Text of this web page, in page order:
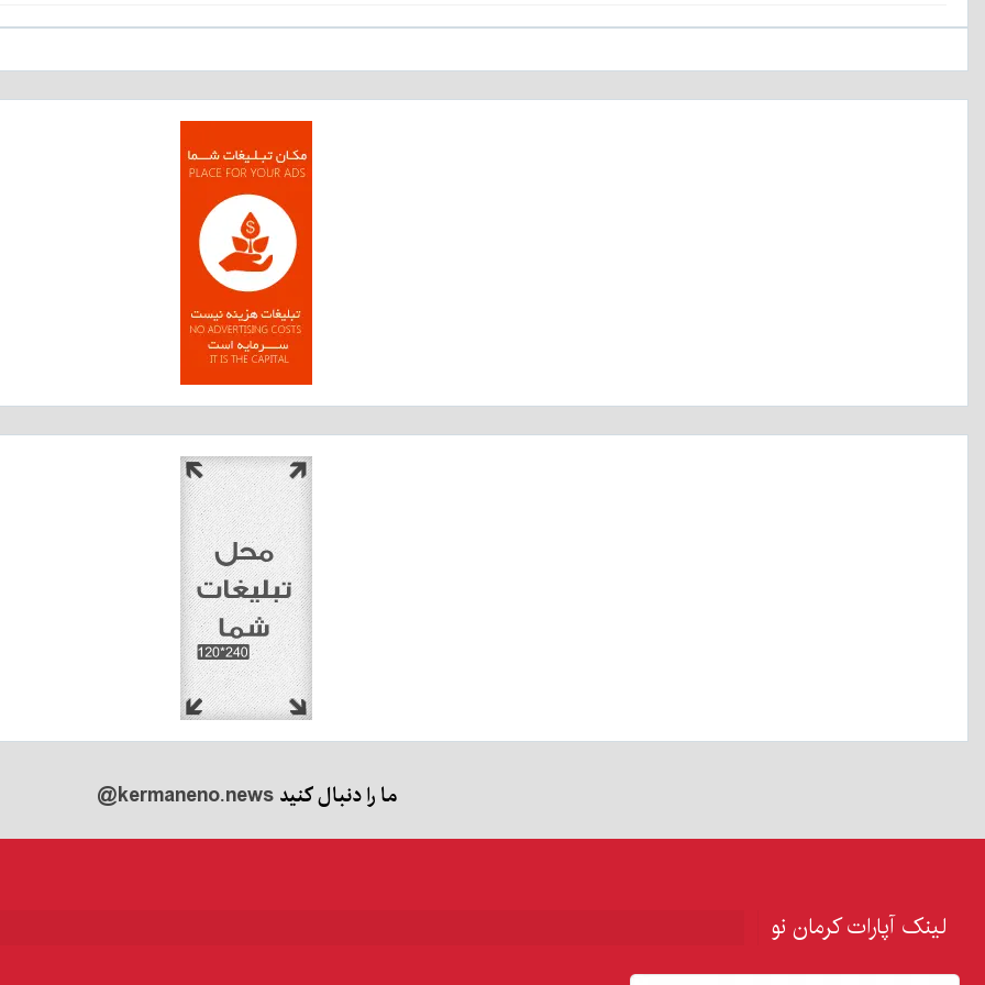
ما را دنبال کنید@kermaneno.news
لینک آپارات کرمان نو